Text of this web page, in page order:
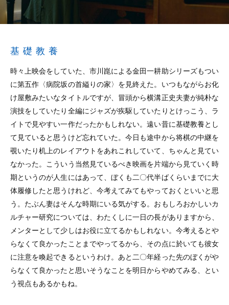
基礎教養
時々上映会をしていた、市川崑による金田一耕助シリーズもつい
に第五作〈病院坂の首縊りの家〉を見終えた。いつもながらお化
け屋敷みたいなタイトルですが、冒頭から横溝正史夫妻が純朴な
演技をしていたり全編にジャズが疾駆していたりとけっこう、ラ
イトで見やすい一作だったかもしれない。遠い昔に基礎教養とし
て見ていると思うけど忘れていた。今日も途中から将棋の中継を
覗いたり机上のレイアウトをあれこれしていて、ちゃんと見てい
なかった。こういう当然見ているべき映画を片端から見ていく時
期というのが人生にはあって、ぼくも二〇代半ばくらいまでに大
体履修したと思うけれど、今考えてみてもやっておくといいと思
う。たぶん妻はそんな時期にいる気がする。おもしろおかしいカ
ルチャー研究については、わたくしに一日の長がありますから、
メンターとして少しはお役に立てるかもしれない。今考えるとや
らなくて良かったことまでやってるから、その点に於いても彼女
に注意を喚起できるというわけ。あと二〇年経った先のぼくがや
らなくて良かったと思いそうなことを明日からやめてみる、とい
う視点もあるかもね。